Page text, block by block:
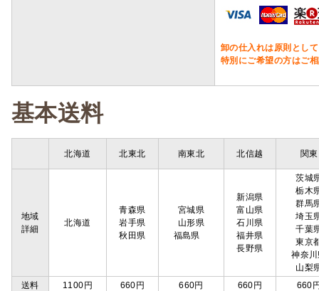
卸の仕入れは原則とし
特別にご希望の方はご
基本送料
北海道 北東北 南東北 北信越 関東
地域
詳細
北海道
青森県
岩手県
秋田県
宮城県
山形県
福島県
新潟県
富山県
石川県
福井県
長野県
茨城
栃木
群馬
埼玉
千葉
東京
神奈
山梨
送料
1100円 660円 660円 660円 660